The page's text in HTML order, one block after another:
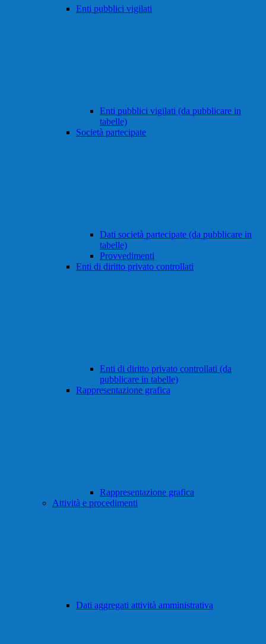
Enti pubblici vigilati
Enti pubblici vigilati (da pubblicare in
tabelle)
Società partecipate
Dati società partecipate (da pubblicare in
tabelle)
Provvedimenti
Enti di diritto privato controllati
Enti di diritto privato controllati (da
pubblicare in tabelle)
Rappresentazione grafica
Rappresentazione grafica
Attività e procedimenti
Dati aggregati attività amministrativa